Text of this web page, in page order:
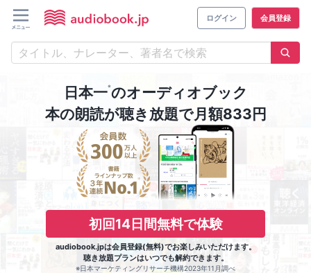
ログイン 会員登録
日本一※のオーディオブック
本の朗読が聴き放題で月額833円
初回14日間無料で体験
audiobook.jpは会員登録(無料)でお楽しみいただけます。
聴き放題プランはいつでも解約できます。
※日本マーケティングリサーチ機構2023年11月調べ